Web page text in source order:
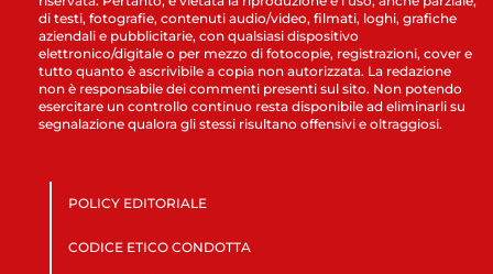
di testi, fotografie, contenuti audio/video, filmati, loghi, grafiche
aziendali e pubblicitarie, con qualsiasi dispositivo
elettronico/digitale o per mezzo di fotocopie, registrazioni, cover e
tutto quanto è ascrivibile a copia non autorizzata. La redazione
non è responsabile dei commenti presenti sul sito. Non potendo
esercitare un controllo continuo resta disponibile ad eliminarli su
segnalazione qualora gli stessi risultano offensivi e oltraggiosi.
POLICY EDITORIALE
CODICE ETICO CONDOTTA